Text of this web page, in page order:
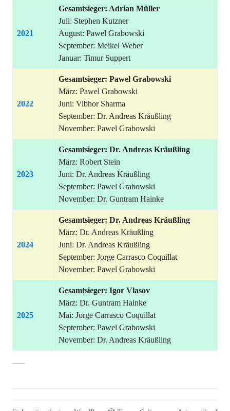
2021
Gesamtsieger: Adrian Müller
Juli: Stephen Kutzner
August: Pawel Grabowski
September: Meikel Weber
Januar: Timur Suppert
2022
Gesamtsieger: Pawel Grabowski
März: Pawel Grabowski
Juni: Vibhor Sharma
September: Dr. Andreas Kräußling
November: Pawel Grabowski
2023
Gesamtsieger: Dr. Andreas Kräußling
März: Robert Stein
Juni: Dr. Andreas Kräußling
September: Pawel Grabowski
November: Dr. Guntram Hainke
2024
Gesamtsieger: Dr. Andreas Kräußling
März: Dr. Andreas Kräußling
Juni: Dr. Andreas Kräußling
September: Jorge Carrasco Coquillat
November: Pawel Grabowski
2025
Gesamtsieger: Igor Vlasov
März: Dr. Guntram Hainke
Mai: Jorge Carrasco Coquillat
September: Pawel Grabowski
November: Dr. Andreas Kräußling